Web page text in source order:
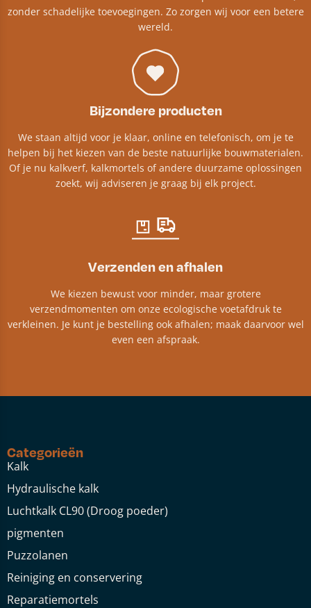
zonder schadelijke toevoegingen. Zo zorgen wij voor een betere
wereld.
Bijzondere producten
We staan altijd voor je klaar, online en telefonisch, om je te
helpen bij het kiezen van de beste natuurlijke bouwmaterialen.
Of je nu kalkverf, kalkmortels of andere duurzame oplossingen
zoekt, wij adviseren je graag bij elk project.​
Verzenden en afhalen
We kiezen bewust voor minder, maar grotere
verzendmomenten om onze ecologische voetafdruk te
verkleinen. Je kunt je bestelling ook afhalen; maak daarvoor wel
even een afspraak.
Categorieën
Kalk
Hydraulische kalk
Luchtkalk CL90 (Droog poeder)
pigmenten
Puzzolanen
Reiniging en conservering
Reparatiemortels